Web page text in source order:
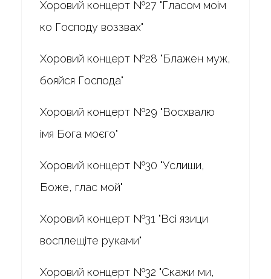
Хоровий концерт №27 "Гласом моім
ко Господу воззвах"
Хоровий концерт №28 "Блажен муж,
бояйся Господа"
Хоровий концерт №29 "Восхвалю
імя Бога моєго"
Хоровий концерт №30 "Услиши,
Боже, глас мой"
Хоровий концерт №31 "Всі язици
восплещіте руками"
Хоровий концерт №32 "Скажи ми,